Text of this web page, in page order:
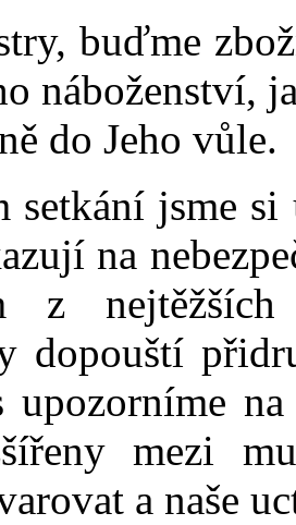
buďme
náboženství,
do Jeho vůle.
setkání jsme
na
z
dopouští
upozorníme
mezi
a naše